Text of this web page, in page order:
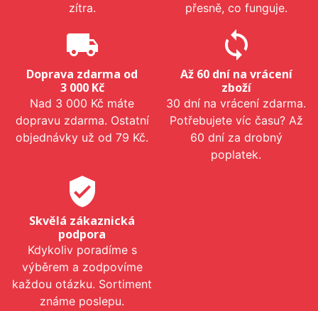
zítra.
přesně, co funguje.
local_shipping
Doprava zdarma od
3 000 Kč
Nad 3 000 Kč máte
dopravu zdarma. Ostatní
objednávky už od 79 Kč.
sync
Až 60 dní na vrácení
zboží
30 dní na vrácení zdarma.
Potřebujete víc času? Až
60 dní za drobný
poplatek.
verified_user
Skvělá zákaznická
podpora
Kdykoliv poradíme s
výběrem a zodpovíme
každou otázku. Sortiment
známe poslepu.